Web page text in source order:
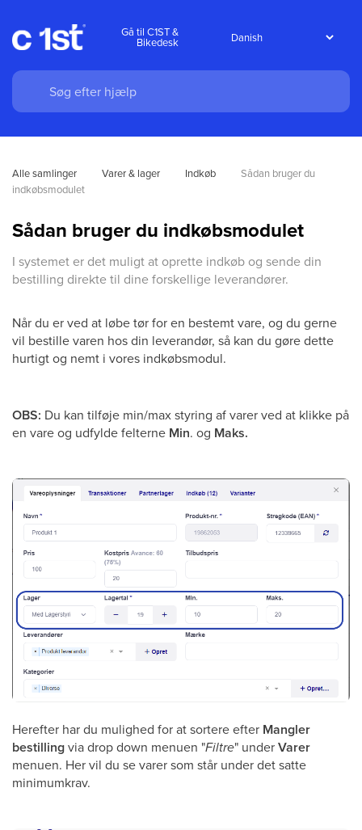
Gå til C1ST &
Bikedesk
Alle samlinger Varer & lager Indkøb
Sådan bruger du
indkøbsmodulet
Sådan bruger du indkøbsmodulet
I systemet er det muligt at oprette indkøb og sende din
bestilling direkte til dine forskellige leverandører.
Når du er ved at løbe tør for en bestemt vare, og du gerne
vil bestille varen hos din leverandør, så kan du gøre dette
hurtigt og nemt i vores indkøbsmodul.
OBS: Du kan tilføje min/max styring af varer ved at klikke på
en vare og udfylde felterne Min. og Maks.
Herefter har du mulighed for at sortere efter Mangler
bestillingvia drop down menuen "Filtre" underVarer
menuen. Her vil du se varer som står under det satte
minimumkrav.